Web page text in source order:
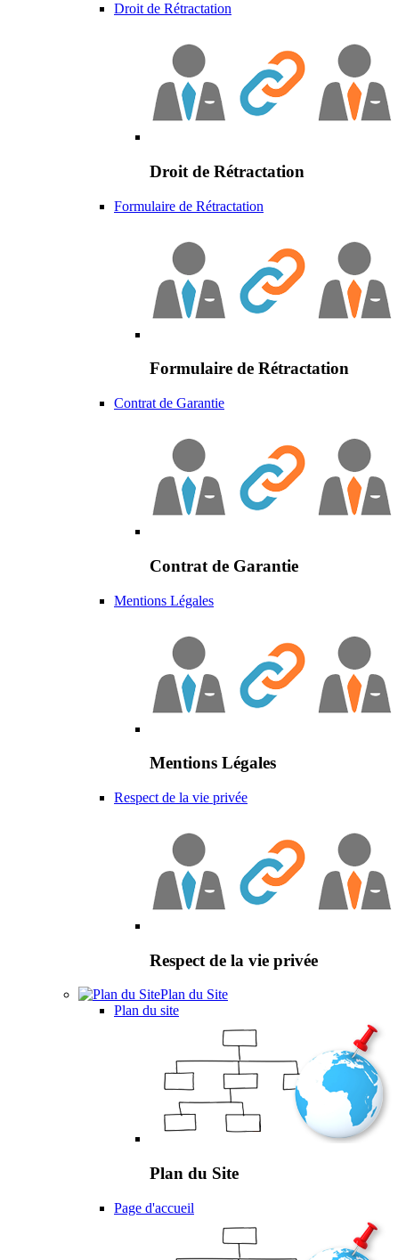
Droit de Rétractation
Droit de Rétractation
Formulaire de Rétractation
Formulaire de Rétractation
Contrat de Garantie
Contrat de Garantie
Mentions Légales
Mentions Légales
Respect de la vie privée
Respect de la vie privée
Plan du Site
Plan du site
Plan du Site
Page d'accueil